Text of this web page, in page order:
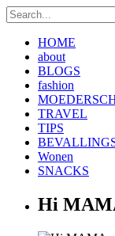
HOME
about
BLOGS
fashion
TRAVEL
TIPS
Wonen
SNACKS
Hi